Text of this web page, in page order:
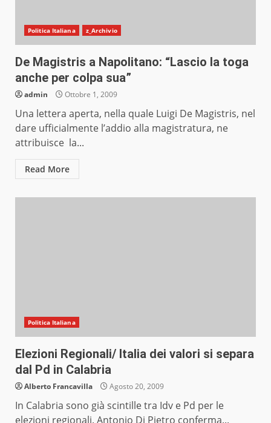
Politica Italiana z_Archivio
De Magistris a Napolitano: “Lascio la toga
anche per colpa sua”
admin Ottobre 1, 2009
Una lettera aperta, nella quale Luigi De Magistris, nel
dare ufficialmente l’addio alla magistratura, ne
attribuisce la...
Read More
Politica Italiana
Elezioni Regionali/ Italia dei valori si separa
dal Pd in Calabria
Alberto Francavilla Agosto 20, 2009
In Calabria sono già scintille tra Idv e Pd per le
elezioni regionali. Antonio Di Pietro conferma...